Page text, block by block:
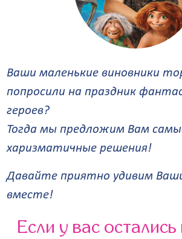
Ваши маленькие виновники
попросили на праздник
героев?
Тогда мы предложим Вам
харизматичные решения!
Давайте приятно удивим
вместе!
Если у вас